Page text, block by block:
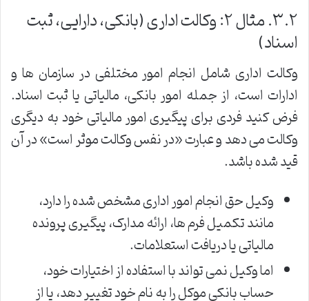
۳.۲. مثال ۲: وکالت اداری (بانکی، دارایی، ثبت
اسناد)
وکالت اداری شامل انجام امور مختلفی در سازمان ها و
ادارات است، از جمله امور بانکی، مالیاتی یا ثبت اسناد.
فرض کنید فردی برای پیگیری امور مالیاتی خود به دیگری
وکالت می دهد و عبارت «در نفس وکالت موثر است» در آن
قید شده باشد.
وکیل حق انجام امور اداری مشخص شده را دارد،
مانند تکمیل فرم ها، ارائه مدارک، پیگیری پرونده
مالیاتی یا دریافت استعلامات.
اما وکیل نمی تواند با استفاده از اختیارات خود،
حساب بانکی موکل را به نام خود تغییر دهد، یا از